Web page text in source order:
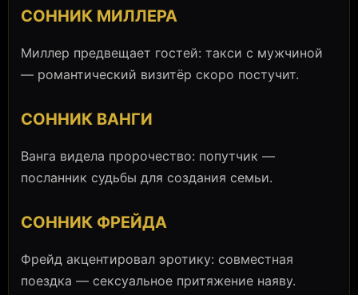
СОННИК МИЛЛЕРА
Миллер предвещает гостей: такси с мужчиной
— романтический визитёр скоро постучит.
СОННИК ВАНГИ
Ванга видела пророчество: попутчик —
посланник судьбы для создания семьи.
СОННИК ФРЕЙДА
Фрейд акцентировал эротику: совместная
поездка — сексуальное притяжение наяву.